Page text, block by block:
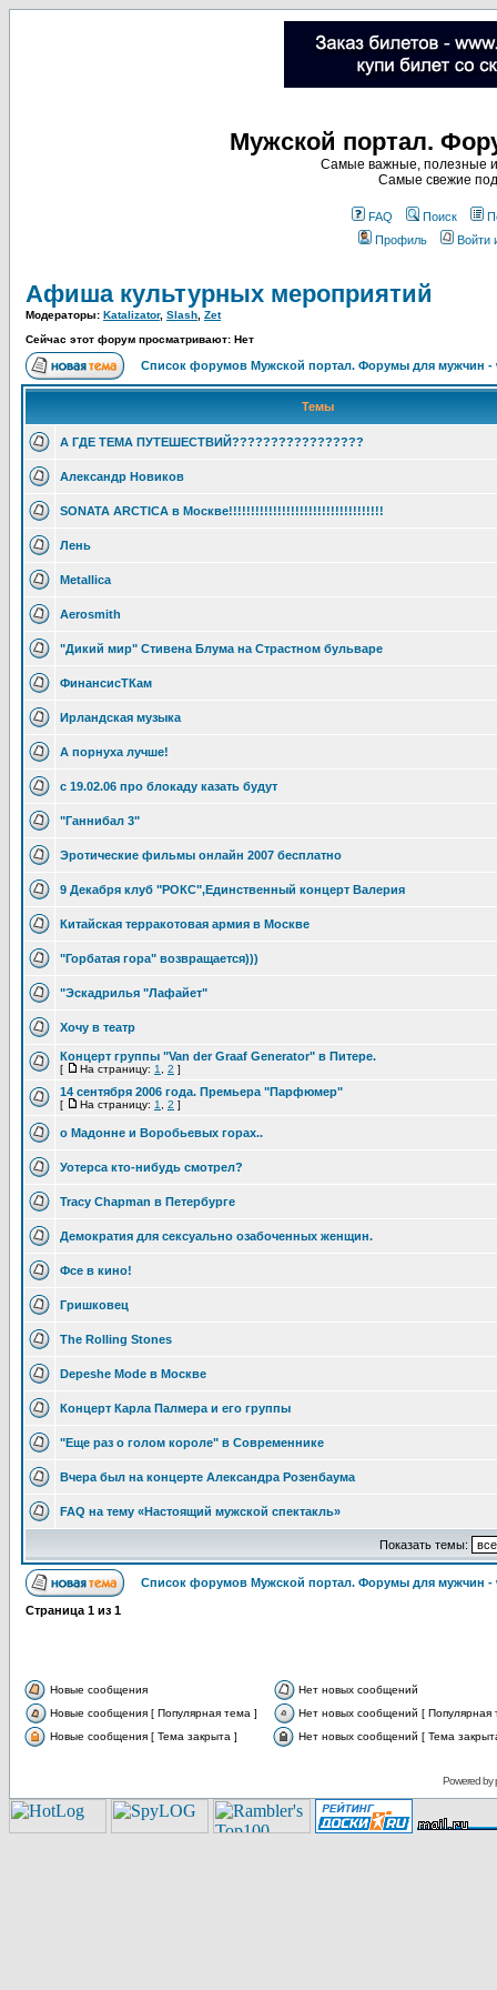
Мужской портал.
Самые важные, полезные и
Самые свежие
FAQ Поиск
Профиль
Войти
Афиша культурных мероприятий
Модераторы: Katalizator, Slash Zet
Сейчас этот форум просматривают: Нет
Список форумов Мужской портал. Форумы для мужчин -
Темы
А ГДЕ ТЕМА ПУТЕШЕСТВИЙ?????????????????
Александр Новиков
SONATA ARCTICA в Москве!!!!!!!!!!!!!!!!!!!!!!!!!!!!!!!!!!!
Лень
Metallica
Aerosmith
"Дикий мир" Стивена Блума на Страстном бульваре
ФинансисТКам
Ирландская музыка
А порнуха лучше!
с 19.02.06 про блокаду казать будут
"Ганнибал 3"
Эротические фильмы онлайн 2007 бесплатно
9 Декабря клуб "РОКС",Единственный концерт Валерия
Китайская терракотовая армия в Москве
"Горбатая гора" возвращается)))
"Эскадрилья "Лафайет"
Хочу в театр
Концерт группы "Van der Graaf Generator" в Питере.
[ На страницу: 1 2 ]
14 сентября 2006 года. Премьера "Парфюмер"
[ На страницу: 1 2 ]
о Мадонне и Воробьевых горах..
Уотерса кто-нибудь смотрел?
Tracy Chapman в Петербурге
Демократия для сексуально озабоченных женщин.
Фсе в кино!
Гришковец
The Rolling Stones
Depeshe Mode в Москве
Концерт Карла Палмера и его группы
"Еще раз о голом короле" в Современнике
Вчера был на концерте Александра Розенбаума
FAQ на тему «Настоящий мужской спектакль»
Показать темы:
Список форумов Мужской портал. Форумы для мужчин -
Страница 1 из 1
Новые сообщения
Нет новых сообщений
Новые сообщения [ Популярная тема ]
Нет новых сообщений [ Популярная
Новые сообщения [ Тема закрыта ]
Нет новых сообщений [ Тема
Powered by